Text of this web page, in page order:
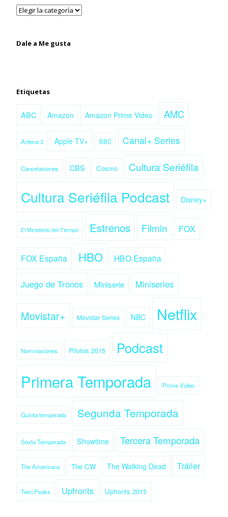
Dale a Me gusta
Etiquetas
ABC Amazon Amazon Prime Video AMC
Antena 3 Apple TV+ BBC Canal+ Series
Cancelaciones CBS Cosmo Cultura Seriéfila
Cultura Seriéfila Podcast Disney+
El Ministerio del Tiempo Estrenos Filmin FOX
FOX España HBO HBO España
Juego de Tronos Miniserie Miniseries
Movistar+ Movistar Series NBC Netflix
Nominaciones Pilotos 2015 Podcast
Primera Temporada Prime Video
Quinta temporada Segunda Temporada
Sexta Temporada Showtime Tercera Temporada
The Americans The CW The Walking Dead Tráiler
Twin Peaks Upfronts Upfronts 2015